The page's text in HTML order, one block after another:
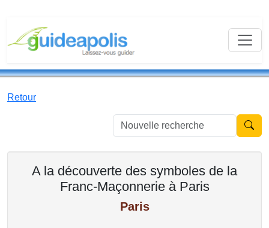
Retour
A la découverte des symboles de la
Franc-Maçonnerie à Paris
Paris